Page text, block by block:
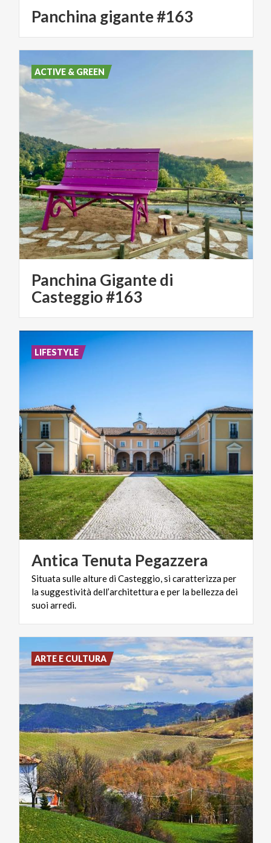
Panchina gigante#163
Panchina Gigante di
Casteggio #163
ACTIVE & GREEN
Antica Tenuta Pegazzera
Situata sulle alture di Casteggio, si caratterizza per
la suggestività dell’architettura e per la bellezza dei
suoi arredi.
LIFESTYLE
ARTE E CULTURA